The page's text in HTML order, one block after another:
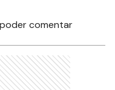
comentar